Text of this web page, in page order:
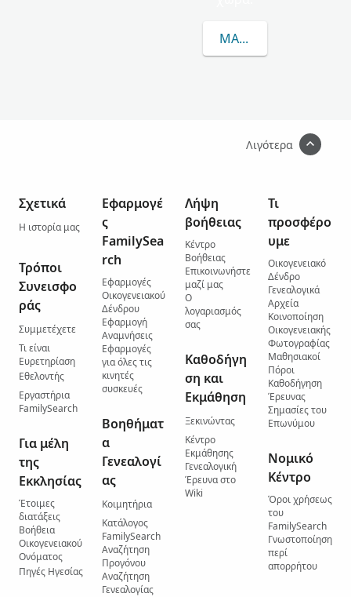
ΜΆΘΕΤΕ
Λιγότερα
Σχετικά
Η ιστορία μας
Τρόποι
Συνεισφο
ράς
Συμμετέχετε
Τι είναι
Ευρετηρίαση
Εθελοντής
Εργαστήρια
FamilySearch
Για μέλη
της
Εκκλησίας
Έτοιμες
διατάξεις
Βοήθεια
Οικογενειακού
Ονόματος
Πηγές Ηγεσίας
Εφαρμογέ
ς
FamilySea
rch
Εφαρμογές
Οικογενειακού
Δένδρου
Εφαρμογή
Αναμνήσεις
Εφαρμογές
για όλες τις
κινητές
συσκευές
Βοηθήματ
α
Γενεαλογί
ας
Κοιμητήρια
Κατάλογος
FamilySearch
Αναζήτηση
Προγόνου
Αναζήτηση
Γενεαλογίας
Λήψη
βοήθειας
Κέντρο
Βοήθειας
Επικοινωνήστε
μαζί μας
Ο
λογαριασμός
σας
Καθοδήγη
ση και
Εκμάθηση
Ξεκινώντας
Κέντρο
Εκμάθησης
Γενεαλογική
Έρευνα στο
Wiki
Τι
προσφέρο
υμε
Οικογενειακό
Δένδρο
Γενεαλογικά
Αρχεία
Κοινοποίηση
Οικογενειακής
Φωτογραφίας
Μαθησιακοί
Πόροι
Καθοδήγηση
Έρευνας
Σημασίες του
Επωνύμου
Νομικό
Κέντρο
Όροι χρήσεως
του
FamilySearch
Γνωστοποίηση
περί
απορρήτου